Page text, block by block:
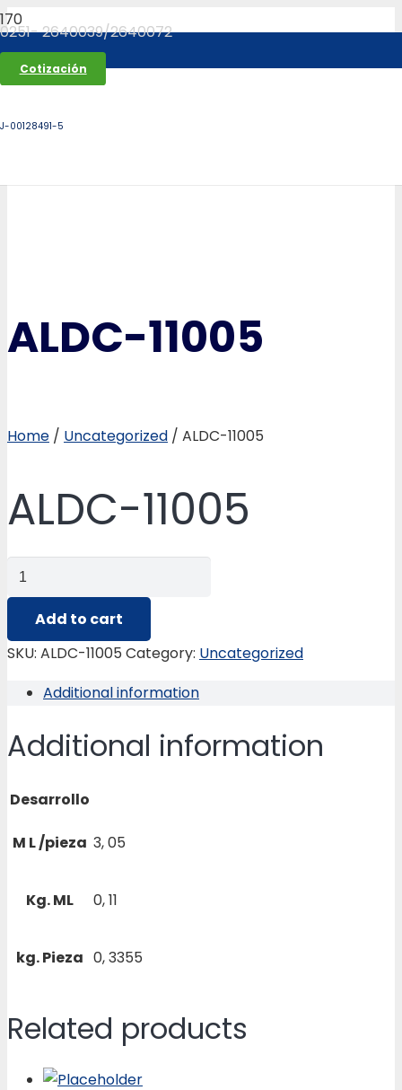
0251- 2640039/2640072
Cotización
J-00128491-5
ALDC-11005
Home / Uncategorized / ALDC-11005
ALDC-11005
ALDC-
11005
quantity
Add to cart
SKU: ALDC-11005 Category: Uncategorized
Additional information
Additional information
Desarrollo
M L /pieza 3, 05
Kg. ML 0, 11
kg. Pieza 0, 3355
Related products